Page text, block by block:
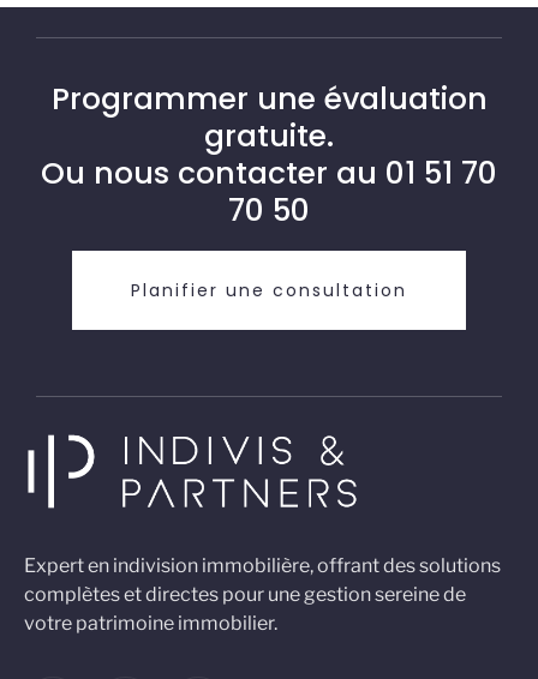
Programmer une évaluation
gratuite.
Ou nous contacter au 01 51 70
70 50
Planifier une consultation
Expert en indivision immobilière, offrant des solutions
complètes et directes pour une gestion sereine de
votre patrimoine immobilier.